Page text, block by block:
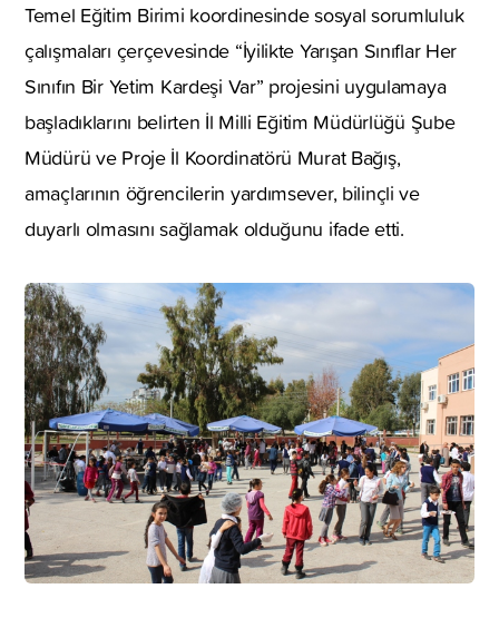
Temel Eğitim Birimi koordinesinde sosyal sorumluluk
çalışmaları çerçevesinde “İyilikte Yarışan Sınıflar Her
Sınıfın Bir Yetim Kardeşi Var” projesini uygulamaya
başladıklarını belirten İl Milli Eğitim Müdürlüğü Şube
Müdürü ve Proje İl Koordinatörü Murat Bağış,
amaçlarının öğrencilerin yardımsever, bilinçli ve
duyarlı olmasını sağlamak olduğunu ifade etti.